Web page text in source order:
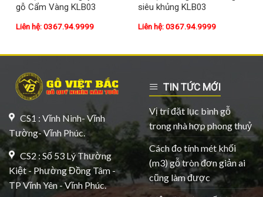
gỗ Cẩm Vàng KLB03
Liên hệ: 0367.94.9999
siêu khủng KLB03
Liên hệ: 0367.94.9999
CS1 : Vĩnh Ninh- Vĩnh
Tường- Vĩnh Phúc.
CS2 : Số 53 Lý Thường
Kiệt - Phường Đồng Tâm -
TP Vĩnh Yên - Vĩnh Phúc.
TIN TỨC MỚI
Vị trí đặt lục bình gỗ
trong nhà hợp phong thuỷ
Cách đo tính mét khối
(m3) gỗ tròn đơn giản ai
cũng làm được